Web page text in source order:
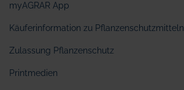
myAGRAR App
Käuferinformation zu Pflanzenschutzmitteln
Zulassung Pflanzenschutz
Printmedien